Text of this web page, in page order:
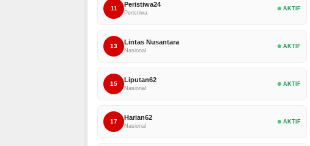
11
Peristiwa24
Peristiwa
AKTIF
13
Lintas Nusantara
Nasional
AKTIF
15
Liputan62
Nasional
AKTIF
17
Harian62
Nasional
AKTIF